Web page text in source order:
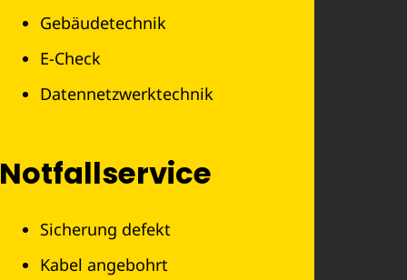
Gebäudetechnik
E-Check
Datennetzwerktechnik
Notfallservice
Sicherung defekt
Kabel angebohrt